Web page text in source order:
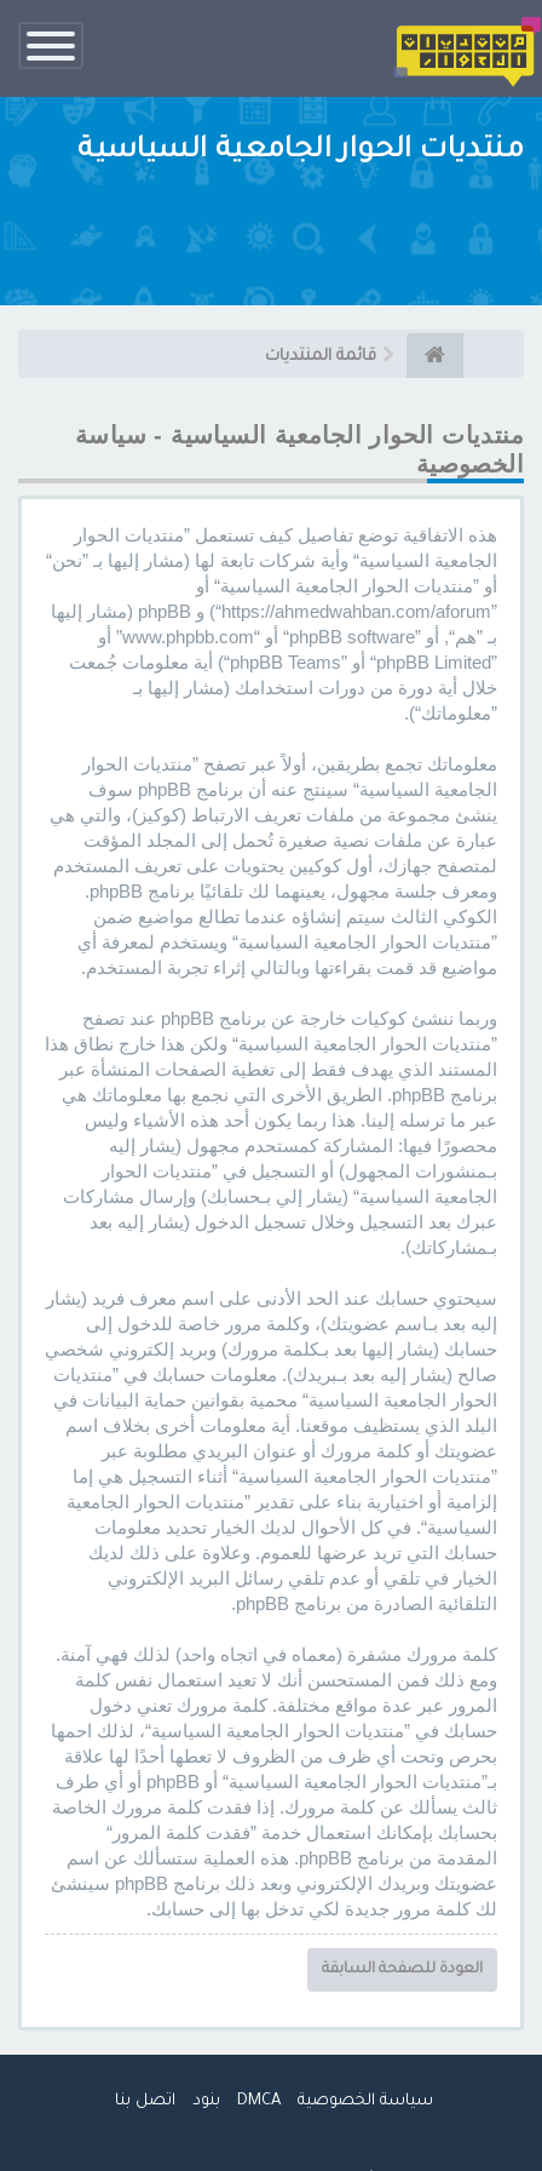
تبديل
الناف
منتديات الحوار الجامعية السياسية
قائمة المنتديات
منتديات الحوار الجامعية السياسية - سياسة
الخصوصية
هذه الاتفاقية توضع تفاصيل كيف تستعمل ”منتديات الحوار
الجامعية السياسية“ وأية شركات تابعة لها (مشار إليها بـ ”نحن“
أو ”منتديات الحوار الجامعية السياسية“ أو
”https://ahmedwahban.com/aforum“) و phpBB (مشار إليها
بـ ”هم“, أو ”phpBB software“ أو “www.phpbb.com” أو
”phpBB Limited“ أو ”phpBB Teams“) أية معلومات جُمعت
خلال أية دورة من دورات استخدامك (مشار إليها بـ
”معلوماتك“).
معلوماتك تجمع بطريقين، أولاً عبر تصفح ”منتديات الحوار
الجامعية السياسية“ سينتج عنه أن برنامج phpBB سوف
ينشئ مجموعة من ملفات تعريف الارتباط (كوكيز)، والتي هي
عبارة عن ملفات نصية صغيرة تُحمل إلى المجلد المؤقت
لمتصفح جهازك، أول كوكيين يحتويات على تعريف المستخدم
ومعرف جلسة مجهول، يعينهما لك تلقائيًا برنامج phpBB.
الكوكي الثالث سيتم إنشاؤه عندما تطالع مواضيع ضمن
”منتديات الحوار الجامعية السياسية“ ويستخدم لمعرفة أي
مواضيع قد قمت بقراءتها وبالتالي إثراء تجربة المستخدم.
وربما ننشئ كوكيات خارجة عن برنامج phpBB عند تصفح
”منتديات الحوار الجامعية السياسية“ ولكن هذا خارج نطاق هذا
المستند الذي يهدف فقط إلى تغطية الصفحات المنشأة عبر
برنامج phpBB. الطريق الأخرى التي نجمع بها معلوماتك هي
عبر ما ترسله إلينا. هذا ربما يكون أحد هذه الأشياء وليس
محصورًا فيها: المشاركة كمستحدم مجهول (يشار إليه
بـمنشورات المجهول) أو التسجيل في ”منتديات الحوار
الجامعية السياسية“ (يشار إلي بـحسابك) وإرسال مشاركات
عبرك بعد التسجيل وخلال تسجيل الدخول (يشار إليه بعد
بـمشاركاتك).
سيحتوي حسابك عند الحد الأدنى على اسم معرف فريد (يشار
إليه بعد بـاسم عضويتك)، وكلمة مرور خاصة للدخول إلى
حسابك (يشار إليها بعد بـكلمة مرورك) وبريد إلكتروني شخصي
صالح (يشار إليه بعد بـبريدك). معلومات حسابك في ”منتديات
الحوار الجامعية السياسية“ محمية بقوانين حماية البيانات في
البلد الذي يستظيف موقعنا. أية معلومات أخرى بخلاف اسم
عضويتك أو كلمة مرورك أو عنوان البريدي مطلوبة عبر
”منتديات الحوار الجامعية السياسية“ أثناء التسجيل هي إما
إلزامية أو اختيارية بناء على تقدير ”منتديات الحوار الجامعية
السياسية“. في كل الأحوال لديك الخيار تحديد معلومات
حسابك التي تريد عرضها للعموم. وعلاوة على ذلك لديك
الخيار في تلقي أو عدم تلقي رسائل البريد الإلكتروني
التلقائية الصادرة من برنامج phpBB.
كلمة مرورك مشفرة (معماه في اتجاه واحد) لذلك فهي آمنة.
ومع ذلك فمن المستحسن أنك لا تعيد استعمال نفس كلمة
المرور عبر عدة مواقع مختلفة. كلمة مرورك تعني دخول
حسابك في ”منتديات الحوار الجامعية السياسية“، لذلك احمها
بحرص وتحت أي ظرف من الظروف لا تعطها أحدًا لها علاقة
بـ”منتديات الحوار الجامعية السياسية“ أو phpBB أو أي طرف
ثالث يسألك عن كلمة مرورك. إذا فقدت كلمة مرورك الخاصة
بحسابك بإمكانك استعمال خدمة ”فقدت كلمة المرور“
المقدمة من برنامج phpBB. هذه العملية ستسألك عن اسم
عضويتك وبريدك الإلكتروني وبعد ذلك برنامج phpBB سينشئ
لك كلمة مرور جديدة لكي تدخل بها إلى حسابك.
العودة للصفحة السابقة
سياسة الخصوصية DMCA بنود اتصل بنا